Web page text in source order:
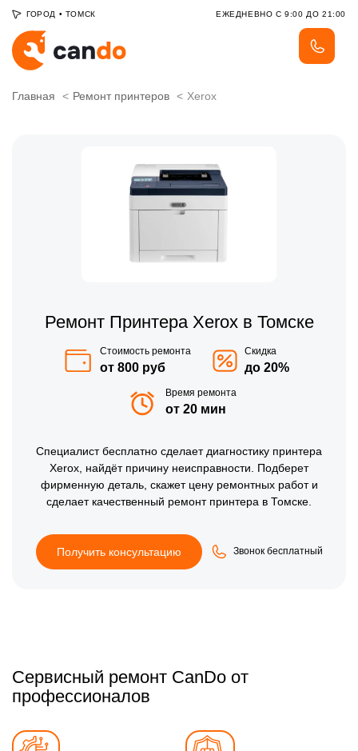
ГОРОД • ТОМСК ЕЖЕДНЕВНО С 9:00 ДО 21:00
Главная Ремонт принтеров Xerox
Ремонт Принтера Xerox в Томске
Стоимость ремонта
от 800 руб
Скидка
до 20%
Время ремонта
от 20 мин
Специалист бесплатно сделает диагностику принтера
Xerox, найдёт причину неисправности. Подберет
фирменную деталь, скажет цену ремонтных работ и
сделает качественный ремонт принтера в Томске.
Получить консультацию Звонок бесплатный
Сервисный ремонт CanDo от
профессионалов